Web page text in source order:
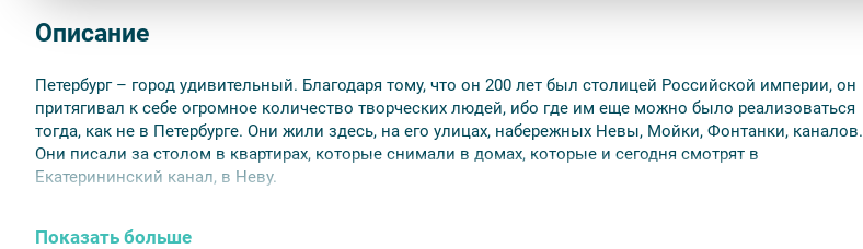
Описание
Петербург – город удивительный. Благодаря тому, что он 200 лет был столицей Российской империи, он
притягивал к себе огромное количество творческих людей, ибо где им еще можно было реализоваться
тогда, как не в Петербурге. Они жили здесь, на его улицах, набережных Невы, Мойки, Фонтанки, каналов.
Они писали за столом в квартирах, которые снимали в домах, которые и сегодня смотрят в
Екатерининский канал, в Неву.
Показать больше